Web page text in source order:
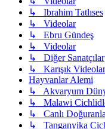
↳ Ibrahim Tatlıses
↳ Videolar
↳ Ebru Gündeş
↳ Videolar
↳ Diğer Sanatçılar
↳ Karışık Videolar
Hayvanlar Alemi
↳ Akvaryum
↳ Malawi
↳ Canlı
↳ Tanganyika